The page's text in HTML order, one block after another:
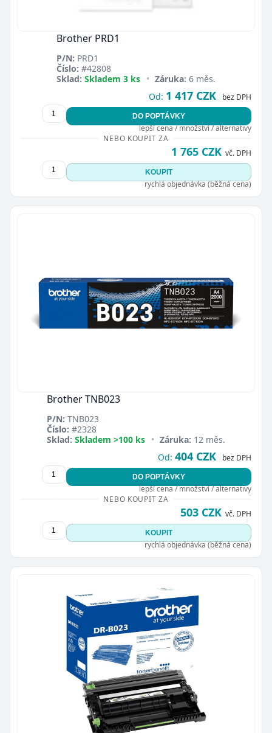
Brother PRD1
P/N: PRD1
Číslo: #42808
Sklad: Skladem 3 ks • Záruka: 6 měs.
Od: 1 417 CZK bez DPH
DO POPTÁVKY
lepší cena / množství / alternativy
NEBO KOUPIT ZA
1 765 CZK vč. DPH
KOUPIT
rychlá objednávka (běžná cena)
Brother TNB023
P/N: TNB023
Číslo: #2328
Sklad: Skladem >100 ks • Záruka: 12 měs.
Od: 404 CZK bez DPH
DO POPTÁVKY
lepší cena / množství / alternativy
NEBO KOUPIT ZA
503 CZK vč. DPH
KOUPIT
rychlá objednávka (běžná cena)